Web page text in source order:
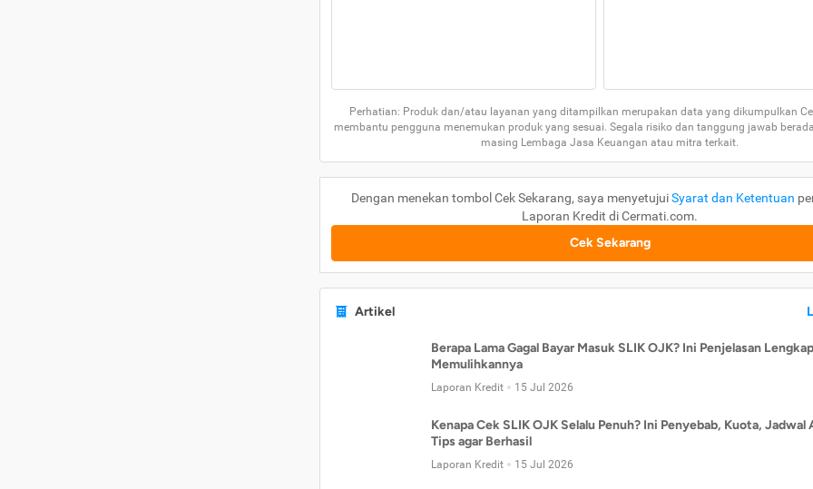
Perhatian: Produk dan/atau layanan yang ditampilkan merupakan data yang dikumpulkan
membantu pengguna menemukan produk yang sesuai. Segala risiko dan tanggung jawab
masing Lembaga Jasa Keuangan atau mitra terkait.
Dengan menekan tombol Cek Sekarang, saya menyetujuiSyarat dan Ketentuan
Laporan Kredit di Cermati.com.
Cek Sekarang
Artikel
Berapa Lama Gagal Bayar Masuk SLIK OJK? Ini Penjelasan
Memulihkannya
Laporan Kredit 15 Jul 2026
Kenapa Cek SLIK OJK Selalu Penuh? Ini Penyebab, Kuota, Jadwal
Tips agar Berhasil
Laporan Kredit 15 Jul 2026